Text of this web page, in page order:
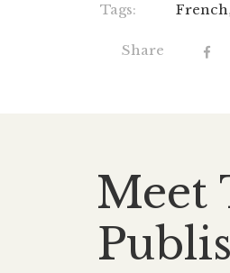
Tags: French,
Share
Meet